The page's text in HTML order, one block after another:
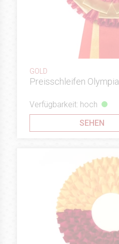
GOLD
Preisschleifen Olympia
Verfügbarkeit: hoch
SEHEN